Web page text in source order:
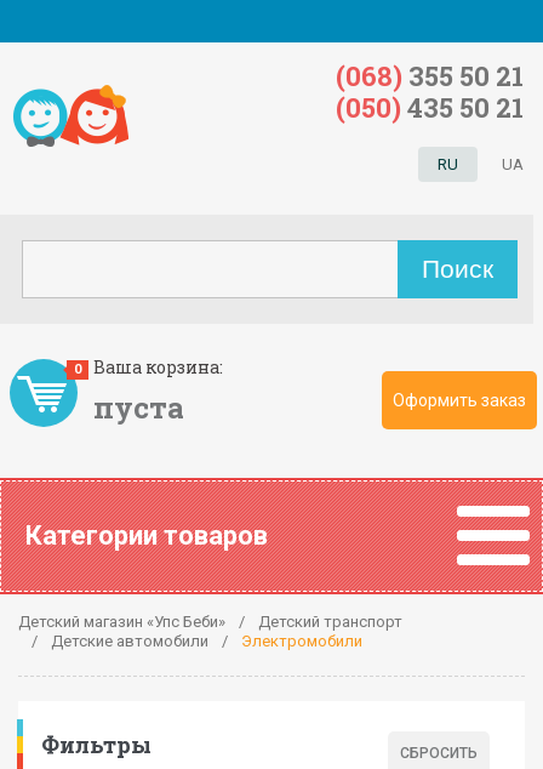
Ваша корзина:
пуста
0
Оформить заказ
RU UA
(068) 355 50 21
(050) 435 50 21
Категории товаров
Детский магазин «Упс Беби»
Детский транспорт
Детские автомобили
Электромобили
Фильтры